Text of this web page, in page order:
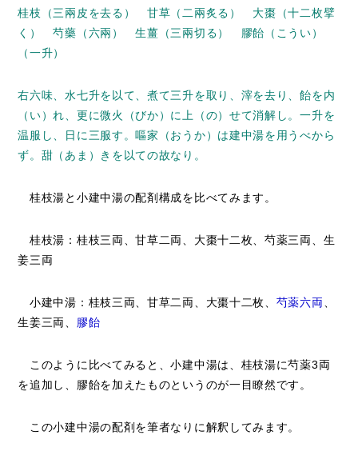
桂枝（三兩皮を去る） 甘草（二兩炙る） 大棗（十二枚擘
く） 芍藥（六兩） 生薑（三兩切る） 膠飴（こうい）
（一升）
右六味、水七升を以て、煮て三升を取り、滓を去り、飴を内
（い）れ、更に微火（びか）に上（の）せて消解し。一升を
温服し、日に三服す。嘔家（おうか）は建中湯を用うべから
ず。甜（あま）きを以ての故なり。
桂枝湯と小建中湯の配剤構成を比べてみます。
桂枝湯：桂枝三両、甘草二両、大棗十二枚、芍薬三両、生
姜三両
小建中湯：桂枝三両、甘草二両、大棗十二枚、 芍薬六両
生姜三両、 膠飴
このように比べてみると、小建中湯は、桂枝湯に芍薬3両
を追加し、膠飴を加えたものというのが一目瞭然です。
この小建中湯の配剤を筆者なりに解釈してみます。